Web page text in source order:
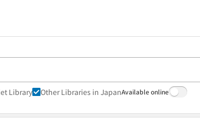
Library Other Libraries in JapanAvailable online